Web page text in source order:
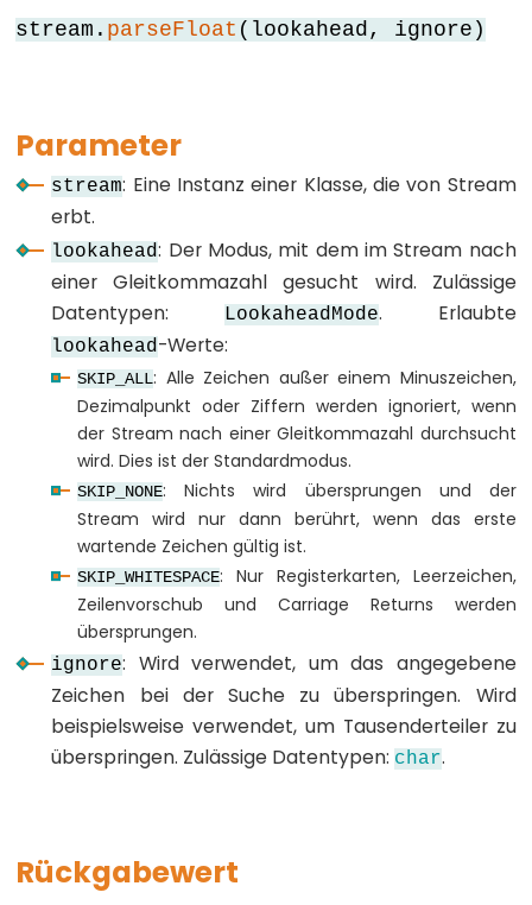
Types
boolean
byte
char
double
float
long
short
String()
char
unsigned
unsigned
long
void
word
Constants
stream. parseFloat (lookahead, ignore)
Parameter
stream: Eine Instanz einer Klasse, die von Stream
erbt.
lookahead: Der Modus, mit dem im Stream nach
einer Gleitkommazahl gesucht wird. Zulässige
Datentypen:
LookaheadMode. Erlaubte
lookahead-Werte:
SKIP_ALL: Alle Zeichen außer einem Minuszeichen,
Dezimalpunkt oder Ziffern werden ignoriert, wenn
der Stream nach einer Gleitkommazahl durchsucht
wird. Dies ist der Standardmodus.
SKIP_NONE: Nichts wird übersprungen und der
Stream wird nur dann berührt, wenn das erste
wartende Zeichen gültig ist.
SKIP_WHITESPACE: Nur Registerkarten, Leerzeichen,
Zeilenvorschub und Carriage Returns werden
übersprungen.
ignore: Wird verwendet, um das angegebene
Zeichen bei der Suche zu überspringen. Wird
beispielsweise verwendet, um Tausenderteiler zu
überspringen. Zulässige Datentypen:char.
Rückgabewert